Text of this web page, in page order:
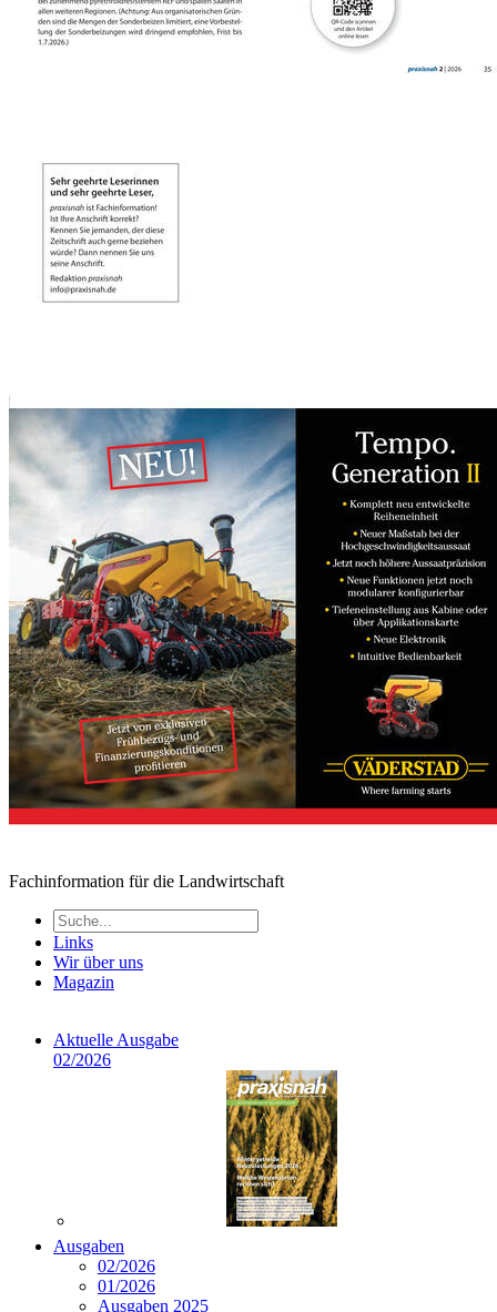
Fachinformation für die Landwirtschaft
Links
Wir über uns
Magazin
Aktuelle Ausgabe
02/2026
Ausgaben
02/2026
01/2026
Ausgaben 2025